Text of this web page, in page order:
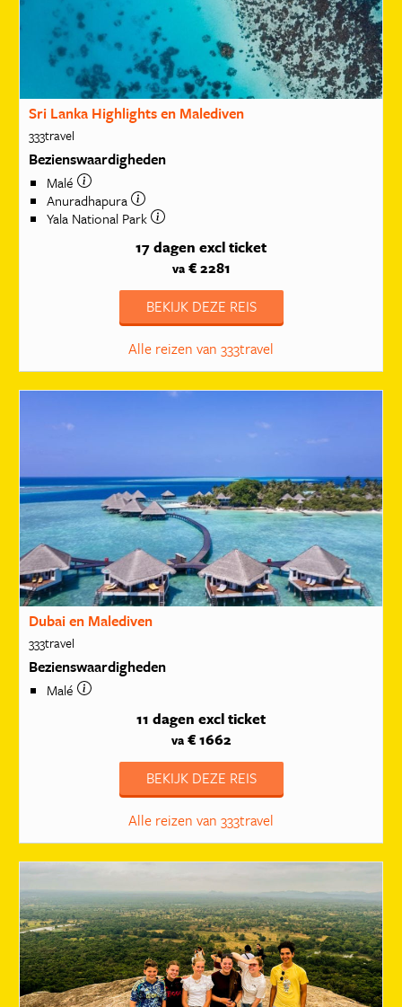
Sri Lanka Highlights en Malediven
333travel
Bezienswaardigheden
Malé
Anuradhapura
Yala National Park
17 dagen excl ticket
va€ 2281
BEKIJK DEZE REIS
Alle reizen van 333travel
Dubai en Malediven
333travel
Bezienswaardigheden
Malé
11 dagen excl ticket
va€ 1662
BEKIJK DEZE REIS
Alle reizen van 333travel